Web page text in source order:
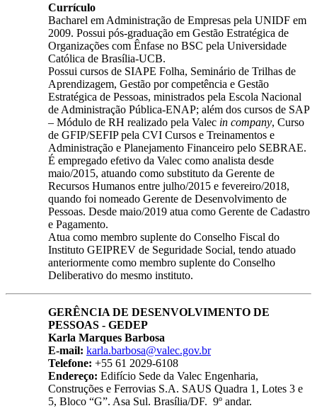
Currículo
Bacharel em Administração de Empresas pela UNIDF em
2009. Possui pós-graduação em Gestão Estratégica de
Organizações com Ênfase no BSC pela Universidade
Católica de Brasília-UCB.
Possui cursos de SIAPE Folha, Seminário de Trilhas de
Aprendizagem, Gestão por competência e Gestão
Estratégica de Pessoas, ministrados pela Escola Nacional
de Administração Pública-ENAP; além dos cursos de SAP
– Módulo de RH realizado pela Valec in company, Curso
de GFIP/SEFIP pela CVI Cursos e Treinamentos e
Administração e Planejamento Financeiro pelo SEBRAE.
É empregado efetivo da Valec como analista desde
maio/2015, atuando como substituto da Gerente de
Recursos Humanos entre julho/2015 e fevereiro/2018,
quando foi nomeado Gerente de Desenvolvimento de
Pessoas. Desde maio/2019 atua como Gerente de Cadastro
e Pagamento.
Atua como membro suplente do Conselho Fiscal do
Instituto GEIPREV de Seguridade Social, tendo atuado
anteriormente como membro suplente do Conselho
Deliberativo do mesmo instituto.
GERÊNCIA DE DESENVOLVIMENTO DE
PESSOAS - GEDEP
Karla Marques Barbosa
E-mail: karla.barbosa@valec.gov.br
Telefone: +55 61 2029-6108
Endereço: Edifício Sede da Valec Engenharia,
Construções e Ferrovias S.A. SAUS Quadra 1, Lotes 3 e
5, Bloco “G”. Asa Sul. Brasília/DF. 9º andar.